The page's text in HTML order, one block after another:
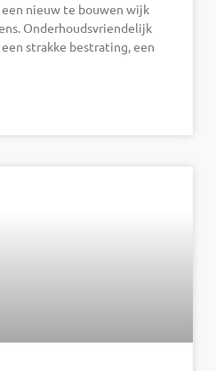
nieuw te bouwen wijk
Onderhoudsvriendelijk
strakke bestrating, een